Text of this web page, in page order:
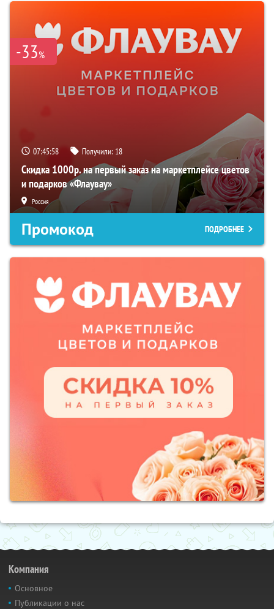
-33%
07:45:57 Получили: 18
Скидка 1000р. на первый заказ на маркетплейсе цветов
и подарков «Флаувау»
Россия
Промокод ПОДРОБНЕЕ
Компания
Основное
Публикации о нас